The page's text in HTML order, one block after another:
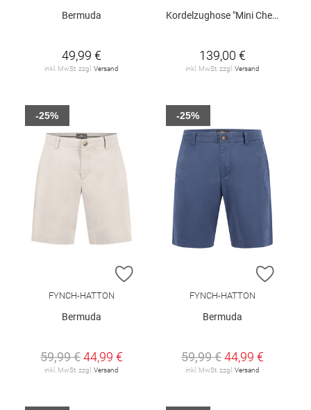
Bermuda
49,99 €
inkl. MwSt. zzgl. Versand
Kordelzughose "Mini Check"
139,00 €
inkl. MwSt. zzgl. Versand
ZUR WUNSCHLISTE HINZUFÜGEN
FYNCH-HATTON
Bermuda
59,99 €44,99 €
inkl. MwSt. zzgl. Versand
-25%
ZUR
FYNCH-HATTON
Bermuda
59,99 €44,99 €
inkl. MwSt. zzgl. Versand
-25%